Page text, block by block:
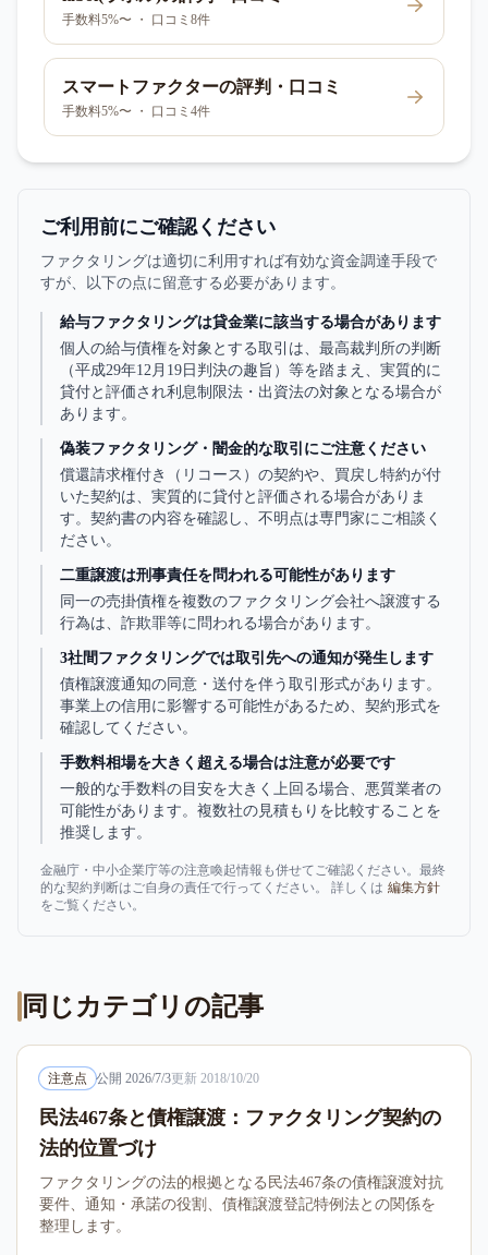
手数料5%〜 ・ 口コミ8件
スマートファクターの評判・口コミ
手数料5%〜 ・ 口コミ4件
ご利用前にご確認ください
ファクタリングは適切に利用すれば有効な資金調達手段で
すが、以下の点に留意する必要があります。
給与ファクタリングは貸金業に該当する場合があります
個人の給与債権を対象とする取引は、最高裁判所の判断
（平成29年12月19日判決の趣旨）等を踏まえ、実質的に
貸付と評価され利息制限法・出資法の対象となる場合が
あります。
偽装ファクタリング・闇金的な取引にご注意ください
償還請求権付き（リコース）の契約や、買戻し特約が付
いた契約は、実質的に貸付と評価される場合がありま
す。契約書の内容を確認し、不明点は専門家にご相談く
ださい。
二重譲渡は刑事責任を問われる可能性があります
同一の売掛債権を複数のファクタリング会社へ譲渡する
行為は、詐欺罪等に問われる場合があります。
3社間ファクタリングでは取引先への通知が発生します
債権譲渡通知の同意・送付を伴う取引形式があります。
事業上の信用に影響する可能性があるため、契約形式を
確認してください。
手数料相場を大きく超える場合は注意が必要です
一般的な手数料の目安を大きく上回る場合、悪質業者の
可能性があります。複数社の見積もりを比較することを
推奨します。
金融庁・中小企業庁等の注意喚起情報も併せてご確認ください。最終
的な契約判断はご自身の責任で行ってください。 詳しくは 編集方針
をご覧ください。
同じカテゴリの記事
注意点 公開 2026/7/3更新 2018/10/20
民法467条と債権譲渡：ファクタリング契約の
法的位置づけ
ファクタリングの法的根拠となる民法467条の債権譲渡対抗
要件、通知・承諾の役割、債権譲渡登記特例法との関係を
整理します。